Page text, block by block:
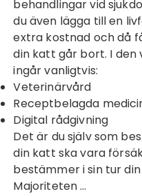
behandlingar vid
du även lägga till en
extra kostnad och då
din katt går bort. I
ingår vanligtvis:
Veterinärvård
Receptbelagda
Digital rådgivning
Det är du själv som
din katt ska vara
bestämmer i sin tur
Majoriteten…